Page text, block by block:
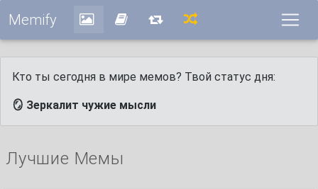
Memify
Кто ты сегодня в мире мемов? Твой статус дня:
🪞 Зеркалит чужие мысли
Лучшие Мемы